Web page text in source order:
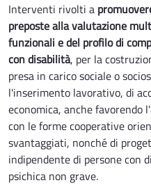
Interventi rivolti a
preposte alla valutazione
funzionali e del profilo di
con disabilità, per la
presa in carico sociale o
l'inserimento lavorativo, di
economica, anche favorendo
con le forme cooperative
svantaggiati, nonché di
indipendente di persone con
psichica non grave.